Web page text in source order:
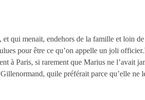
qui menait, endehors de la famille et loin
pour être ce qu’on appelle un joli
à Paris, si rarement que Marius ne l’avait
quile préférait parce qu’elle ne